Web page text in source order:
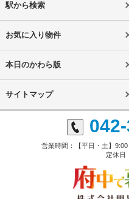
駅から検索
お気に入り物件
本日のかわら版
サイトマップ
営業時間：【平日・土】
定休日